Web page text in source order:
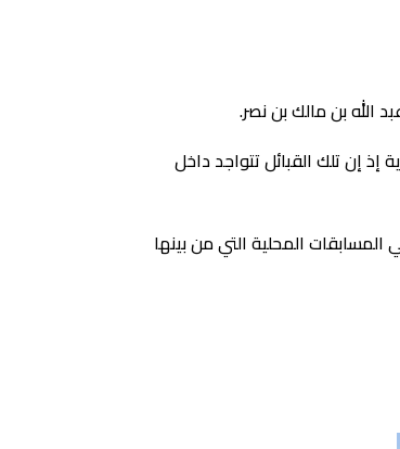
إن تلك القبائل تتواجد داخل
المسابقات المحلية التي من بينها